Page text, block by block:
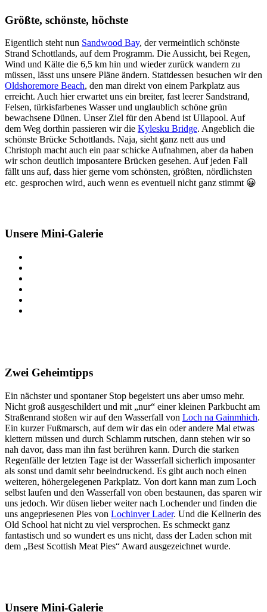
Größte, schönste, höchste
Eigentlich steht nun Sandwood Bay, der vermeintlich schönste
Strand Schottlands, auf dem Programm. Die Aussicht, bei Regen,
Wind und Kälte die 6,5 km hin und wieder zurück wandern zu
müssen, lässt uns unsere Pläne ändern. Stattdessen besuchen wir den
Oldshoremore Beach, den man direkt von einem Parkplatz aus
erreicht. Auch hier erwartet uns ein breiter, fast leerer Sandstrand,
Felsen, türkisfarbenes Wasser und unglaublich schöne grün
bewachsene Dünen. Unser Ziel für den Abend ist Ullapool. Auf
dem Weg dorthin passieren wir die Kylesku Bridge. Angeblich die
schönste Brücke Schottlands. Naja, sieht ganz nett aus und
Christoph macht auch ein paar schicke Aufnahmen, aber da haben
wir schon deutlich imposantere Brücken gesehen. Auf jeden Fall
fällt uns auf, dass hier gerne vom schönsten, größten, nördlichsten
etc. gesprochen wird, auch wenn es eventuell nicht ganz stimmt 😀
Unsere Mini-Galerie
Zwei Geheimtipps
Ein nächster und spontaner Stop begeistert uns aber umso mehr.
Nicht groß ausgeschildert und mit „nur“ einer kleinen Parkbucht am
Straßenrand stoßen wir auf den Wasserfall von Loch na Gainmhich.
Ein kurzer Fußmarsch, auf dem wir das ein oder andere Mal etwas
klettern müssen und durch Schlamm rutschen, dann stehen wir so
nah davor, dass man ihn fast berühren kann. Durch die starken
Regenfälle der letzten Tage ist der Wasserfall sicherlich imposanter
als sonst und damit sehr beeindruckend. Es gibt auch noch einen
weiteren, höhergelegenen Parkplatz. Von dort kann man zum Loch
selbst laufen und den Wasserfall von oben bestaunen, das sparen wir
uns jedoch. Wir düsen lieber weiter nach Lochender und finden die
uns angepriesenen Pies von Lochinver Lader. Und die Kellnerin des
Old School hat nicht zu viel versprochen. Es schmeckt ganz
fantastisch und so wundert es uns nicht, dass der Laden schon mit
dem „Best Scottish Meat Pies“ Award ausgezeichnet wurde.
Unsere Mini-Galerie